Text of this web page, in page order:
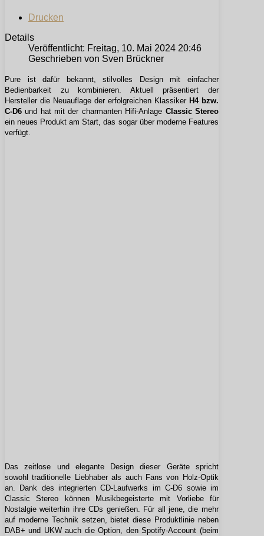
Drucken
Details
Veröffentlicht: Freitag, 10. Mai 2024 20:46
Geschrieben von Sven Brückner
Pure ist dafür bekannt, stilvolles Design mit einfacher
Bedienbarkeit zu kombinieren. Aktuell präsentiert der
Hersteller die Neuauflage der erfolgreichen KlassikerH4 bzw.
C-D6 und hat mit der charmanten Hifi-Anlage Classic Stereo
ein neues Produkt am Start, das sogar über moderne Features
verfügt.
Das zeitlose und elegante Design dieser Geräte spricht
sowohl traditionelle Liebhaber als auch Fans von Holz-Optik
an. Dank des integrierten CD-Laufwerks im C-D6 sowie im
Classic Stereo können Musikbegeisterte mit Vorliebe für
Nostalgie weiterhin ihre CDs genießen. Für all jene, die mehr
auf moderne Technik setzen, bietet diese Produktlinie neben
DAB+ und UKW auch die Option, den Spotify-Account (beim